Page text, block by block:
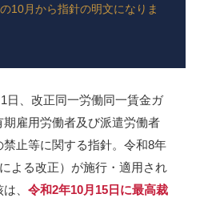
10月から指針の明文になりま
日、改正同一労働同一賃金ガ
雇用労働者及び派遣労働者
止等に関する指針。令和8年
よる改正）が施行・適用され
、 令和2年10月15日に最高裁